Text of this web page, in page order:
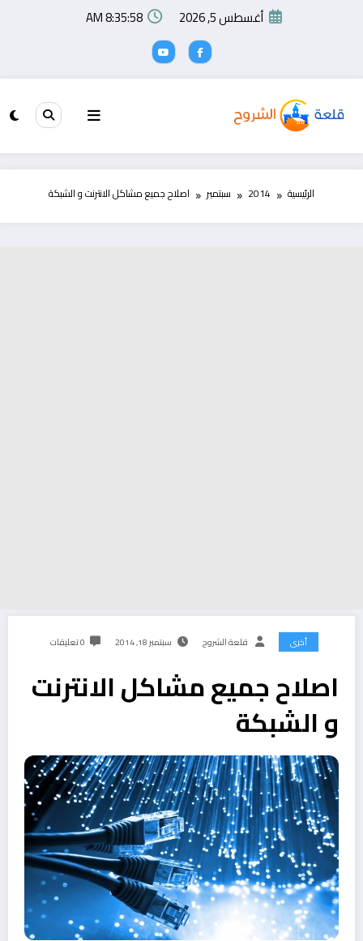
أغسطس 5, 2026 8:35:59 AM
الرئيسية 2014 سبتمبر اصلاح جميع مشاكل الانترنت و الشبكة
أخرى قلعة الشروح سبتمبر 18, 2014 0 تعليقات
اصلاح جميع مشاكل الانترنت
و الشبكة